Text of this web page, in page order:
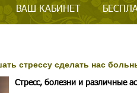
ВАШ КАБИНЕТ
стрессу сделать нас
Стресс, болезни и различные